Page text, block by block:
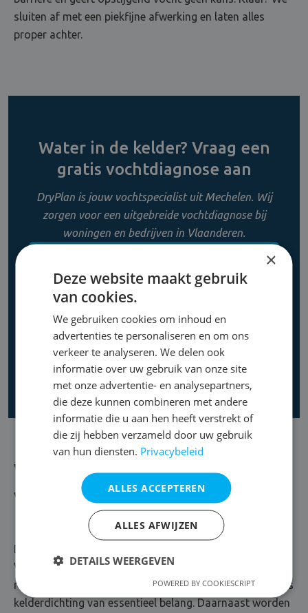
sluiten af met een piekfijne afwerking en laten alles
proper achter.
Water in de kelder? Vraag een
gratis vochtdiagnose aan
DryPlan is jouw vochtspecialist uit Mechelen. Wij
zorgen voor een uitgebreide vochtdiagnose bij
woningen en bedrijven in Vlaanderen.
0800 11 956
Vocht in de kelder bestrijden
Vochtproblemen kelder
De kelder is een kwetsbare plaats voor vochtproblemen
Vanzelfsprekend komt grondvocht het gemakkelijkst in
ruimtes die zich onder de grond bevinden. In dat geval is
kelderdichting van essentieel belang. Daarnaast worden
×
Deze website maakt gebruik
van cookies.
We gebruiken cookies om inhoud en
advertenties te personaliseren en om ons
verkeer te analyseren. We delen ook
informatie over uw gebruik van onze site
met onze advertentie- en analysepartners,
die deze kunnen combineren met andere
informatie die u aan hen heeft verstrekt of
die zij hebben verzameld door uw gebruik
van hun diensten. Privacybeleid
ALLES ACCEPTEREN
ALLES AFWIJZEN
DETAILS WEERGEVEN
POWERED BY COOKIESCRIPT